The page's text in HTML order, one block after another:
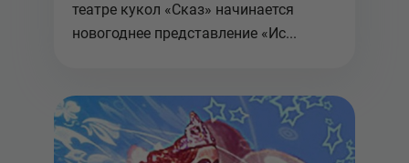
театре кукол «Сказ» начинается
новогоднее представление «Ис...